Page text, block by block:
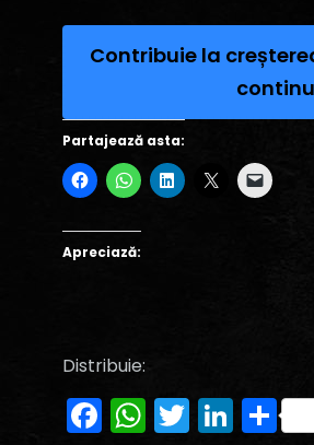
Contribuie la
Partajează asta:
Apreciază:
Distribuie:
Facebook
Twitter